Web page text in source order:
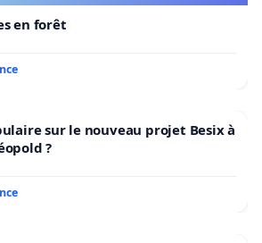
en forêt
sur le nouveau projet Besix à
?